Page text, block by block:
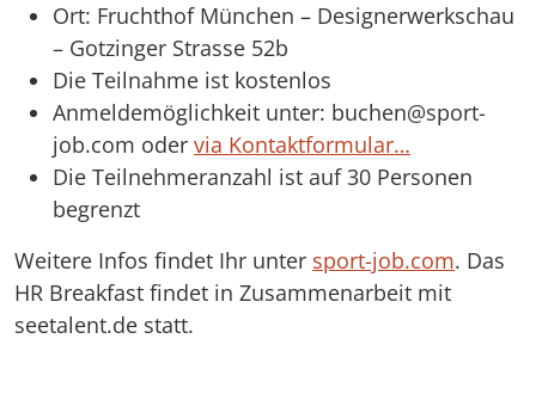
Ort: Fruchthof München – Designerwerkschau
– Gotzinger Strasse 52b
Die Teilnahme ist kostenlos
Anmeldemöglichkeit unter: buchen@sport-
job.com oder via Kontaktformular…
Die Teilnehmeranzahl ist auf 30 Personen
begrenzt
Weitere Infos findet Ihr unter sport-job.com. Das
HR Breakfast findet in Zusammenarbeit mit
seetalent.de statt.